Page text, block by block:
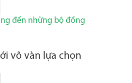
đến những bộ đồng
vô vàn lựa chọn